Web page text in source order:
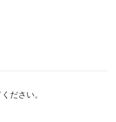
ください。